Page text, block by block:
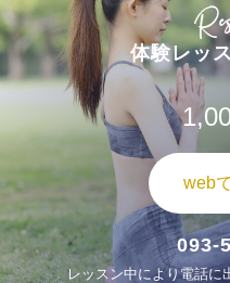
体験レッ
web
093-
レッスン中により電話に